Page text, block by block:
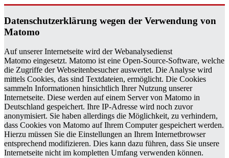
Da­ten­schutz­er­klä­rung wegen der Ver­wen­dung von
Ma­to­mo
Auf unserer Internetseite wird der Webanalysedienst
Matomo eingesetzt. Matomo ist eine Open-Source-Software, welche
die Zugriffe der Webseitenbesucher auswertet. Die Analyse wird
mittels Cookies, das sind Textdateien, ermöglicht. Die Cookies
sammeln Informationen hinsichtlich Ihrer Nutzung unserer
Internetseite. Diese werden auf einem Server von Matomo in
Deutschland gespeichert. Ihre IP-Adresse wird noch zuvor
anonymisiert. Sie haben allerdings die Möglichkeit, zu verhindern,
dass Cookies von Matomo auf Ihrem Computer gespeichert werden.
Hierzu müssen Sie die Einstellungen an Ihrem Internetbrowser
entsprechend modifizieren. Dies kann dazu führen, dass Sie unsere
Internetseite nicht im kompletten Umfang verwenden können.